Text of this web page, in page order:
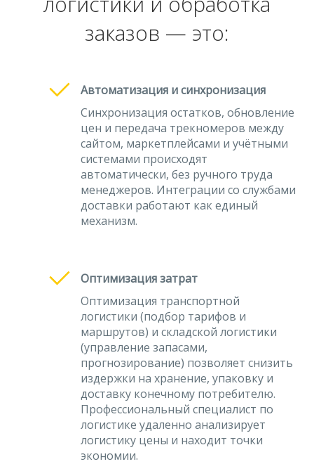
заказов — это:
Автоматизация и синхронизация
Синхронизация остатков, обновление
цен и передача трекномеров между
сайтом, маркетплейсами и учётными
системами происходят
автоматически, без ручного труда
менеджеров. Интеграции со службами
доставки работают как единый
механизм.
Оптимизация затрат
Оптимизация транспортной
логистики (подбор тарифов и
маршрутов) и складской логистики
(управление запасами,
прогнозирование) позволяет снизить
издержки на хранение, упаковку и
доставку конечному потребителю.
Профессиональный специалист по
логистике удаленно анализирует
логистику цены и находит точки
экономии.